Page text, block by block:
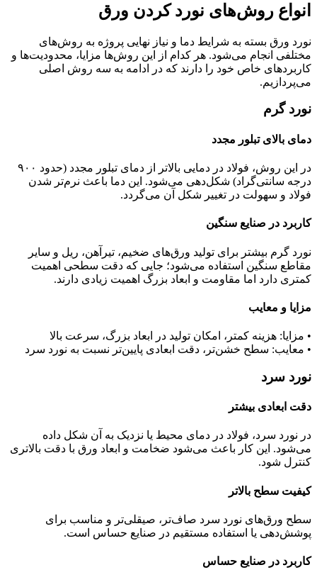
انواع روش‌های نورد کردن ورق
نورد ورق بسته به شرایط دما و نیاز نهایی پروژه به روش‌های
مختلفی انجام می‌شود. هر کدام از این روش‌ها مزایا، محدودیت‌ها و
کاربردهای خاص خود را دارند که در ادامه به سه روش اصلی
می‌پردازیم.
نورد گرم
دمای بالای تبلور مجدد
در این روش، فولاد در دمایی بالاتر از دمای تبلور مجدد (حدود ۹۰۰
درجه سانتی‌گراد) شکل‌دهی می‌شود. این دما باعث نرم‌تر شدن
فولاد و سهولت در تغییر شکل آن می‌گردد.
کاربرد در صنایع سنگین
نورد گرم بیشتر برای تولید ورق‌های ضخیم، تیرآهن، ریل و سایر
مقاطع سنگین استفاده می‌شود؛ جایی که دقت سطحی اهمیت
کمتری دارد اما مقاومت و ابعاد بزرگ اهمیت زیادی دارند.
مزایا و معایب
• مزایا: هزینه کمتر، امکان تولید در ابعاد بزرگ، سرعت بالا
• معایب: سطح خشن‌تر، دقت ابعادی پایین‌تر نسبت به نورد سرد
نورد سرد
دقت ابعادی بیشتر
در نورد سرد، فولاد در دمای محیط یا نزدیک به آن شکل داده
می‌شود. این کار باعث می‌شود ضخامت و ابعاد ورق با دقت بالاتری
کنترل شود.
کیفیت سطح بالاتر
سطح ورق‌های نورد سرد صاف‌تر، صیقلی‌تر و مناسب برای
پوشش‌دهی یا استفاده مستقیم در صنایع حساس است.
کاربرد در صنایع حساس